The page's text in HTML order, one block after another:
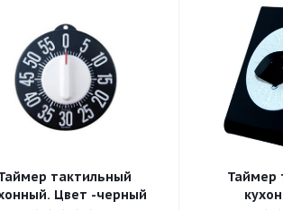
тактильный
Цвет -черный
Таймер